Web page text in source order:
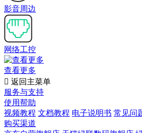
影音周边
网络工控
查看更多
 返回主菜单
服务与支持
使用帮助
视频教程 文档教程 电子说明书 常见问
购买渠道